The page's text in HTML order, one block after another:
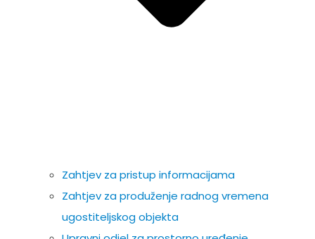
Zahtjev za pristup informacijama
Zahtjev za produženje radnog vremena
ugostiteljskog objekta